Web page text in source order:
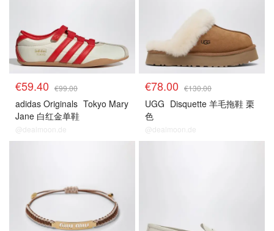
€59.40 €99.00
adidas Originals Tokyo Mary
Jane 白红金单鞋
@dealmoon.de
€78.00 €130.00
UGG Disquette 羊毛拖鞋 栗
色
@dealmoon.de